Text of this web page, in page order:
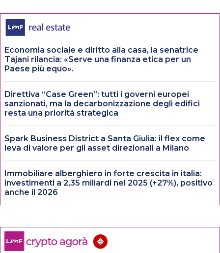
Economia sociale e diritto alla casa, la senatrice
Tajani rilancia: «Serve una finanza etica per un
Paese più equo».
Direttiva “Case Green”: tutti i governi europei
sanzionati, ma la decarbonizzazione degli edifici
resta una priorità strategica
Spark Business District a Santa Giulia: il flex come
leva di valore per gli asset direzionali a Milano
Immobiliare alberghiero in forte crescita in italia:
investimenti a 2,35 miliardi nel 2025 (+27%), positivo
anche il 2026